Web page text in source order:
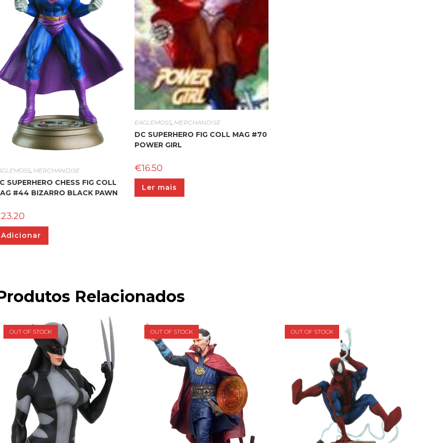
, MERCHANDISE
SUPERHERO CHESS FIG COLL
#44 BIZARRO BLACK PAWN
23.20
Adicionar
EAGLEMOSS, MERCHANDISE
DC SUPERHERO FIG COLL MAG #70
POWER GIRL
€16.50
Ler mais
Relacionados
OUT OF STOCK OUT OF STOCK OUT OF STOCK